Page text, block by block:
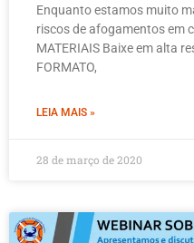
Enquanto estamos muito
riscos de afogamentos em
MATERIAIS Baixe em alta
FORMATO,
LEIA MAIS »
28 de março de 2020